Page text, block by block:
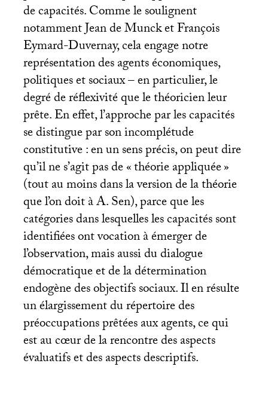
de capacités. Comme le soulignent
notamment Jean de Munck et François
Eymard-Duvernay, cela engage notre
représentation des agents économiques,
politiques et sociaux – en particulier, le
degré de réflexivité que le théoricien leur
prête. En effet, l’approche par les capacités
se distingue par son incomplétude
constitutive : en un sens précis, on peut dire
qu’il ne s’agit pas de «théorie appliquée»
(tout au moins dans la version de la théorie
que l’on doit à A. Sen), parce que les
catégories dans lesquelles les capacités sont
identifiées ont vocation à émerger de
l’observation, mais aussi du dialogue
démocratique et de la détermination
endogène des objectifs sociaux. Il en résulte
un élargissement du répertoire des
préoccupations prêtées aux agents, ce qui
est au cœur de la rencontre des aspects
évaluatifs et des aspects descriptifs.